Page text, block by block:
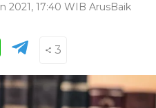
2021, 17:40 WIB ArusBaik
3